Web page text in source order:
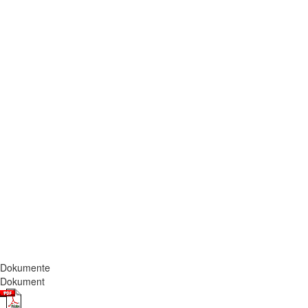
Dokumente
Dokument